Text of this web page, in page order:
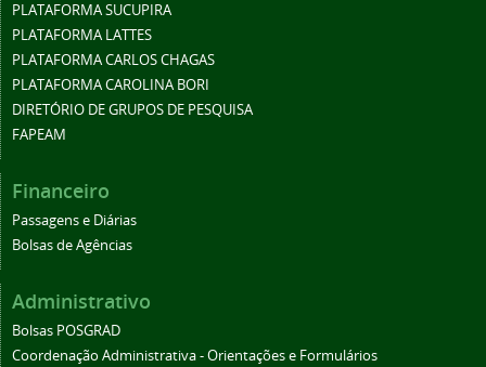
PLATAFORMA SUCUPIRA
PLATAFORMA LATTES
PLATAFORMA CARLOS CHAGAS
PLATAFORMA CAROLINA BORI
DIRETÓRIO DE GRUPOS DE PESQUISA
FAPEAM
Financeiro
Passagens e Diárias
Bolsas de Agências
Administrativo
Bolsas POSGRAD
Coordenação Administrativa - Orientações e Formulários